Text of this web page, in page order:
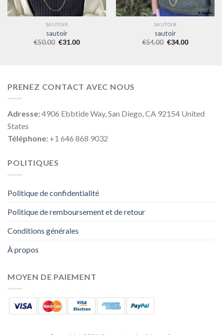
SAUTOIR
sautoir
€50.00 €31.00
SAUTOIR
sautoir
€54.00 €34.00
PRENEZ CONTACT AVEC NOUS
Adresse:4906 Ebbtide Way, San Diego, CA 92154 United
States
Téléphone: +1 646 868 9032
POLITIQUES
Politique de confidentialité
Politique de remboursement et de retour
Conditions générales
À propos
MOYEN DE PAIEMENT